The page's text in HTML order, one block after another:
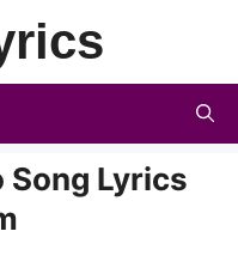
Song Lyrics